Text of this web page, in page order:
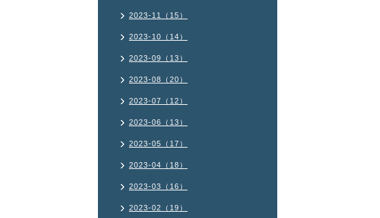
2023-11（15）
2023-10（14）
2023-09（13）
2023-08（20）
2023-07（12）
2023-06（13）
2023-05（17）
2023-04（18）
2023-03（16）
2023-02（19）